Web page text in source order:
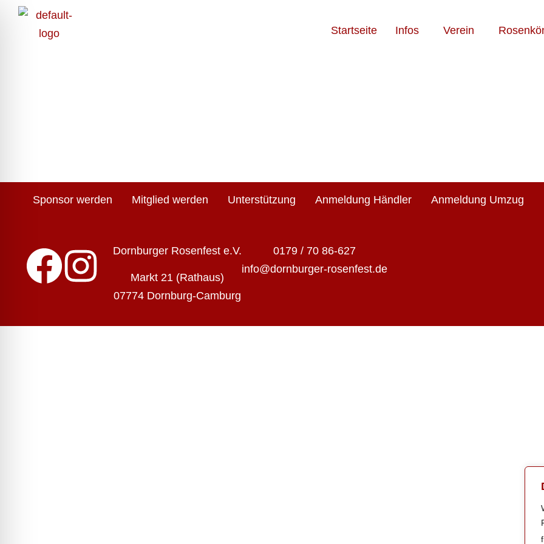
Startseite Infos Verein
Sponsor werden Mitglied werden Unterstützung Anmeldung Händler Anmeldung Umzug
Dornburger Rosenfest e.V.
Markt 21 (Rathaus)
07774 Dornburg-Camburg
0179 / 70 86-627
info@dornburger-rosenfest.de